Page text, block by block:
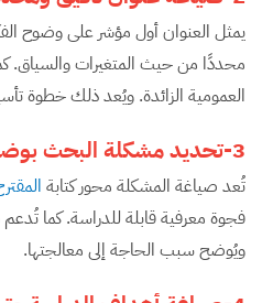
يمثل العنوان أول مؤشر على وضوح
محددًا من حيث المتغيرات والسياق.
العمومية الزائدة. ويُعد ذلك خطوة
3-تحديد مشكلة البحث بوضوح
تُعد صياغة المشكلة محور كتابة
فجوة معرفية قابلة للدراسة. كما تُدعم
ويُوضح سبب الحاجة إلى معالجتها.